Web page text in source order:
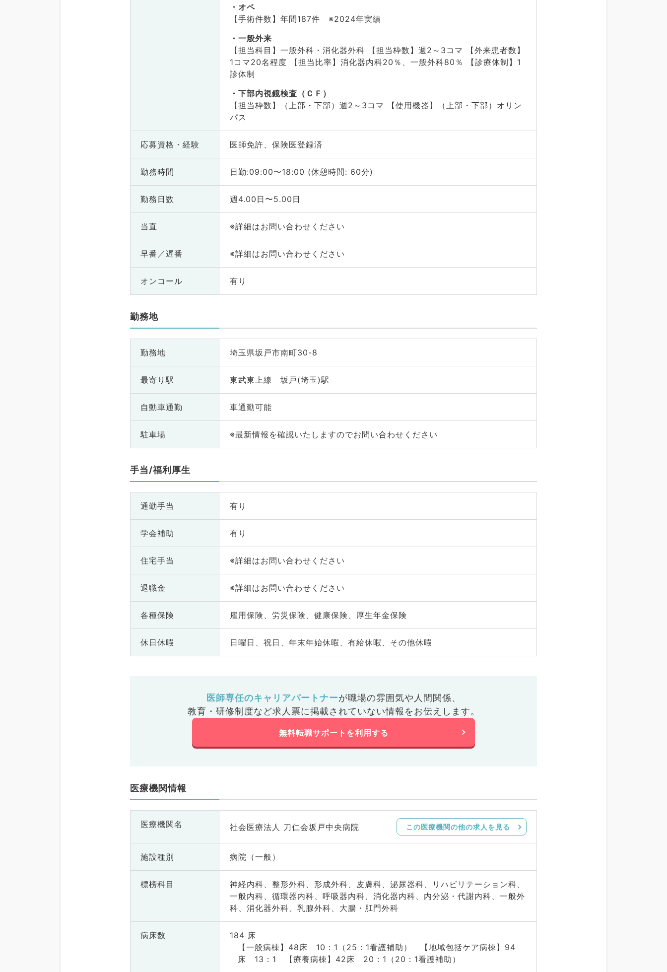
オペ
【手術件数】年間187件 ※2024年実績
一般外来
【担当科目】一般外科・消化器外科 【担当枠数】週2～3コマ 【外来患者数】
1コマ20名程度 【担当比率】消化器内科20％、一般外科80％ 【診療体制】1
診体制
下部内視鏡検査（ＣＦ）
【担当枠数】（上部・下部）週2～3コマ 【使用機器】（上部・下部）オリン
パス
応募資格・ 経験 医師免許、保険医登録済
勤務時間 日勤:09:00〜18:00 (休憩時間: 60分)
勤務日数 週4.00日〜5.00日
当直 ※詳細はお問い合わせください
早番／遅番 ※詳細はお問い合わせください
オンコール 有り
勤務地
勤務地 埼玉県坂戸市南町30-8
最寄り駅 東武東上線 坂戸(埼玉)駅
自動車通勤 車通勤可能
駐車場 ※最新情報を確認いたしますのでお問い合わせください
手当/福利厚生
通勤手当 有り
学会補助 有り
住宅手当 ※詳細はお問い合わせください
退職金 ※詳細はお問い合わせください
各種保険 雇用保険、労災保険、健康保険、厚生年金保険
休日休暇 日曜日、祝日、年末年始休暇、有給休暇、その他休暇
医師専任のキャリアパートナーが職場の雰囲気や人間関係、
教育・研修制度など求人票に掲載されていない情報をお伝えします。
無料転職サポートを利用する
医療機関情報
医療機関名 社会医療法人 刀仁会坂戸中央病院 この医療機関の他の求人を見る
施設種別 病院（一般）
標榜科目
神経内科、整形外科、形成外科、皮膚科、泌尿器科、リハビリテーション科、
一般内科、循環器内科、呼吸器内科、消化器内科、内分泌・代謝内科、一般外
科、消化器外科、乳腺外科、大腸・肛門外科
病床数
184 床
【一般病棟】48床 10：1（25：1看護補助） 【地域包括ケア病棟】94
床 13：1 【療養病棟】42床 20：1（20：1看護補助）